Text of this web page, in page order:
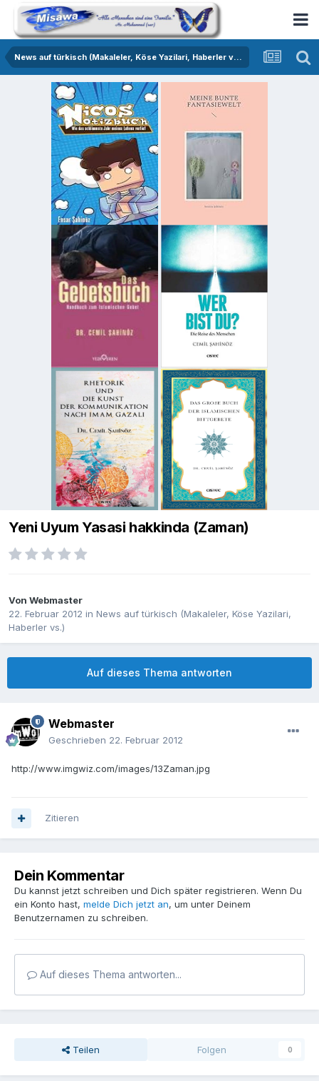
News auf türkisch (Makaleler, Köse Yazilari, Haberler vs.)
Yeni Uyum Yasasi hakkinda (Zaman)
Von Webmaster
22. Februar 2012 in News auf türkisch (Makaleler, Köse Yazilari,
Haberler vs.)
Auf dieses Thema antworten
Webmaster
Geschrieben 22. Februar 2012
http://www.imgwiz.com/images/13Zaman.jpg
Zitieren
Dein Kommentar
Du kannst jetzt schreiben und Dich später registrieren. Wenn Du
ein Konto hast, melde Dich jetzt an, um unter Deinem
Benutzernamen zu schreiben.
Auf dieses Thema antworten...
Teilen Folgen 0